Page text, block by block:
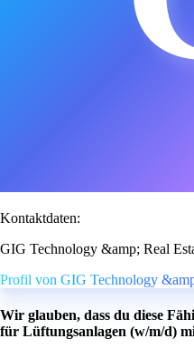
Kontaktdaten:
GIG Technology &amp; Real
Profil von GIG Technology
Wir glauben, dass du diese
für Lüftungsanlagen (w/m/d)